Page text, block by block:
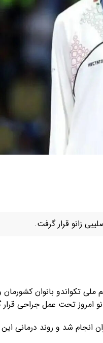
زانو قرار گرفت.
تکواندو بانوان کشورمان
امروز تحت عمل جراحی
انجام شد و روند درمانی